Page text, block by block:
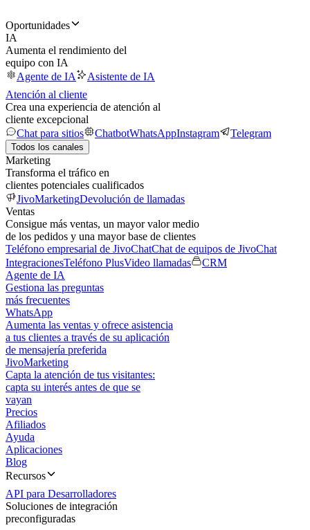
Oportunidades
IA
Aumenta el rendimiento del
equipo con IA
Agente de IA
Asistente de IA
Atención al cliente
Crea una experiencia de atención al
cliente excepcional
Chat para sitios
ChatbotWhatsAppInstagram Telegram
Todos los canales
Marketing
Transforma el tráfico en
clientes potenciales cualificados
JivoMarketingDevolución de llamadas
Ventas
Consigue más ventas, un mayor valor medio
de los pedidos y una mayor base de clientes
Teléfono empresarial de JivoChatChat de equipos de JivoChat
IntegracionesTeléfono PlusVideo llamadas
CRM
Agente de IA
Gestiona las preguntas
más frecuentes
WhatsApp
Aumenta las ventas y ofrece asistencia
a tus clientes a través de su aplicación
de mensajería preferida
JivoMarketing
Capta la atención de tus visitantes:
capta su interés antes de que se
vayan
Precios
Afiliados
Ayuda
Aplicaciones
Blog
Recursos
API para Desarrolladores
Soluciones de integración
preconfiguradas